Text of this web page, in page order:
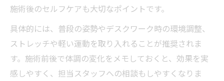
施術後のセルフケアも大切なポイントです。
具体的には、普段の姿勢やデスクワーク時の環境調整、
ストレッチや軽い運動を取り入れることが推奨されま
す。施術前後で体調の変化をメモしておくと、効果を実
感しやすく、担当スタッフへの相談もしやすくなりま